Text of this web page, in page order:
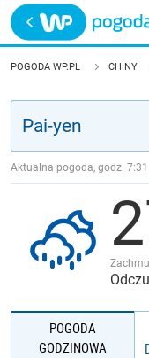
Trwa ładowanie
POLSKA
JAKOŚĆ POWIETRZA
POGODA WP.PL CHINY
Aktualna pogoda, godz. 7:31
POGODA
GODZINOWA